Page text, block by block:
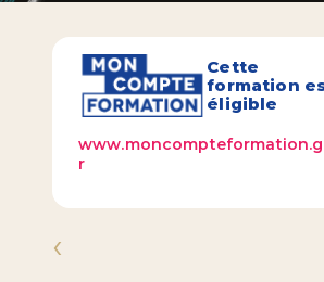
Cette
formation
éligible
r
‹